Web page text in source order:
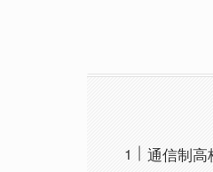
通信制高